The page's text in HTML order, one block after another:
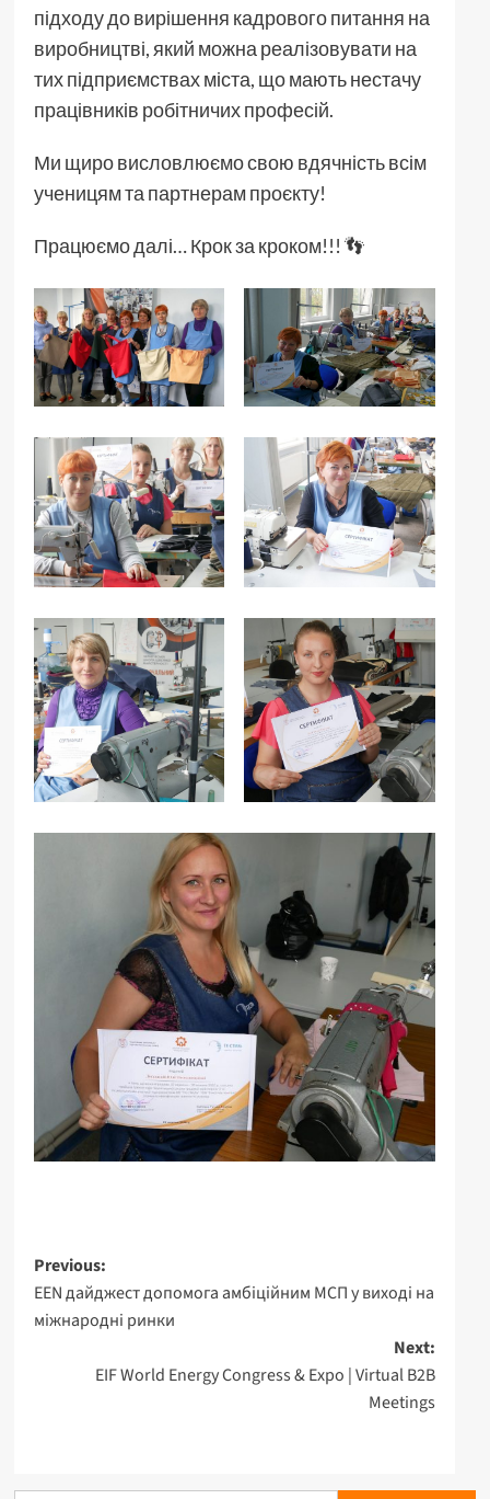
підходу до вирішення кадрового питання на
виробництві, який можна реалізовувати на
тих підприємствах міста, що мають нестачу
працівників робітничих професій.
Ми щиро висловлюємо свою вдячність всім
ученицям та партнерам проєкту!
Працюємо далі… Крок за кроком!!! 👣
Post
navigation
Previous:
EEN дайджест допомога амбіційним МСП у виході на
міжнародні ринки
Next:
EIF World Energy Congress & Expo | Virtual B2B
Meetings